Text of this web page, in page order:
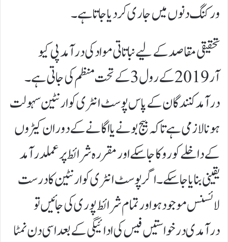
ورکنگ دنوں میں جاری کر دیا جاتا ہے۔
تحقیقی مقاصد کے لیے نباتاتی مواد کی درآمد پی کیو
آر 2019 کے رول 3 کے تحت منظم کی جاتی ہے۔
درآمد کنندگان کے پاس پوسٹ انٹری کوارنٹین سہولت
ہونا لازمی ہے تاکہ بیج بونے یا اگانے کے دوران کیڑوں
کے داخلے کو روکا جا سکے اور مقررہ شرائط پر عملدرآمد
یقینی بنایا جا سکے۔اگر پوسٹ انٹری کوارنٹین کا درست
لائسنس موجود ہو اور تمام شرائط پوری کی جائیں تو
درآمدی درخواستیں فیس کی ادائیگی کے بعد اسی دن نمٹا